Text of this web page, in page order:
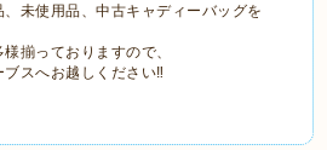
未使用品、中古キャディーバッグを
揃っておりますので、
スへお越しください‼